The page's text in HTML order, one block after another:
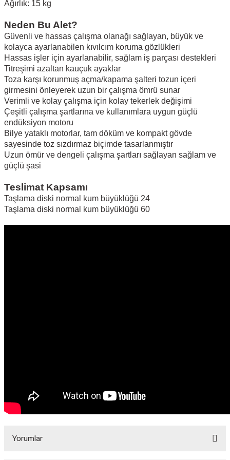
Ağırlık: 15 kg
Neden Bu Alet?
Güvenli ve hassas çalışma olanağı sağlayan, büyük ve
kolayca ayarlanabilen kıvılcım koruma gözlükleri
Hassas işler için ayarlanabilir, sağlam iş parçası destekleri
Titreşimi azaltan kauçuk ayaklar
Toza karşı korunmuş açma/kapama şalteri tozun içeri
girmesini önleyerek uzun bir çalışma ömrü sunar
Verimli ve kolay çalışma için kolay tekerlek değişimi
Çeşitli çalışma şartlarına ve kullanımlara uygun güçlü
endüksiyon motoru
Bilye yataklı motorlar, tam döküm ve kompakt gövde
sayesinde toz sızdırmaz biçimde tasarlanmıştır
Uzun ömür ve dengeli çalışma şartları sağlayan sağlam ve
güçlü şasi
Teslimat Kapsamı
Taşlama diski normal kum büyüklüğü 24
Taşlama diski normal kum büyüklüğü 60
Yorumlar